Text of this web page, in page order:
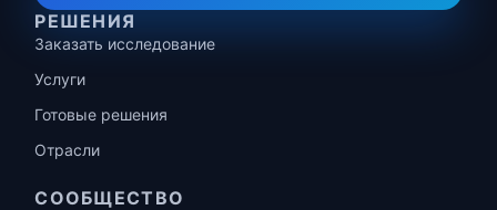
РЕШЕНИЯ
Заказать исследование
Услуги
Готовые решения
Отрасли
СООБЩЕСТВО